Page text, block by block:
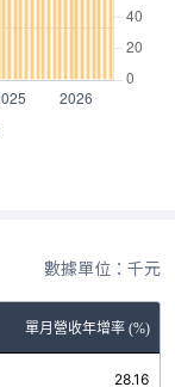
數據單位：千元
單月營收年增率 (%)
28.16